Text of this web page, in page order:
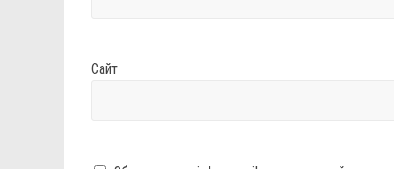
Сайт